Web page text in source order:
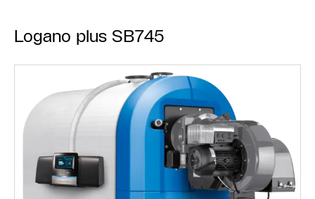
Logano plus SB745